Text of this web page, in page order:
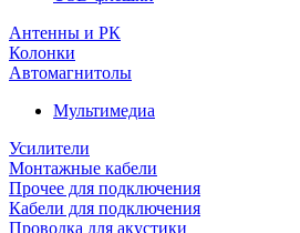
Антенны и РК
Колонки
Автомагнитолы
Мультимедиа
Усилители
Монтажные кабели
Прочее для подключения
Кабели для подключения
Проводка для акустики